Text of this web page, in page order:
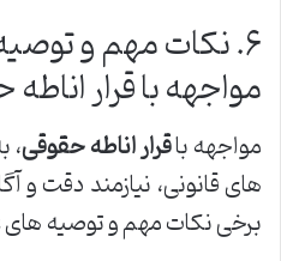
۶. نکات مهم و
مواجهه با قرار
مواجهه باقرار اناطه حقوقی،
های قانونی، نیازمند دقت و
برخی نکات مهم و توصیه